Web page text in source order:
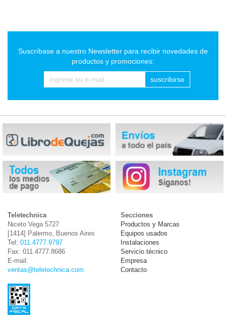
Suscríbase a nuestro Newsletter para recibir novedades de
productos y promociones:
suscribirse
Teletechnica
Niceto Vega 5727
[1414] Palermo, Buenos Aires
Tel: 011.4777.9797
Fax: 011.4777.8686
E-mail:
ventas@teletechnica.com
Secciones
Productos y Marcas
Equipos usados
Instalaciones
Servicio técnico
Empresa
Contacto